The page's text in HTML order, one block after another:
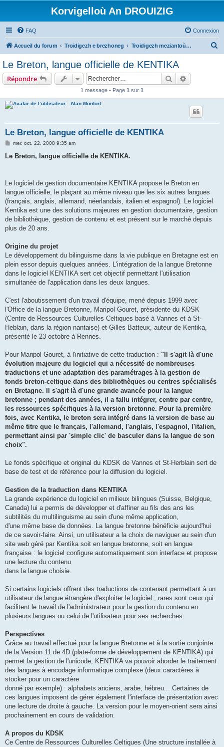
Korvigelloù An DROUIZIG
FAQ Connexion
Accueil du forum Troidigezh e brezhoneg Troidigezh meziantoù all (frank a wirioù evit an darn vrasañ anezho)
Le Breton, langue officielle de KENTIKA
Répondre Rechercher
1 message • Page 1 sur 1
Alan Monfort
Le Breton, langue officielle de KENTIKA
M
s
mer. oct. 22, 2008 9:35 am
Le Breton, langue officielle de KENTIKA.
Le logiciel de gestion documentaire KENTIKA propose le Breton en
langue officielle, le plaçant au même niveau que les six autres langues
(français, anglais, allemand, néerlandais, italien et espagnol). Le logiciel
Kentika est une des solutions majeures en gestion documentaire, gestion
de bibliothèque, gestion de contenu et est présent sur le marché depuis
plus de 20 ans.
Origine du projet
Le développement du bilinguisme dans la vie publique en Bretagne est en
plein essor depuis quelques années. L'intégration de la langue Bretonne
dans le logiciel KENTIKA sert cet objectif permettant l'utilisation
simultanée de l'application dans les deux langues.
C'est l'aboutissement d'un travail d'équipe, mené depuis 1999 avec
l'Office de la langue Bretonne, Maripol Gouret, présidente du KDSK
(Centre de Ressources Culturelles Celtiques basé à Vannes et à St-
Heblain, dans la région nantaise) et Gilles Batteux, auteur de Kentika,
présenté le 23 octobre à Rennes.
Pour Maripol Gouret, à l'initiative de cette traduction : "Il s'agit là d'une
évolution majeure du logiciel qui a nécessité de nombreuses
traductions et une adaptation des paramétrages à la gestion de
fonds breton-celtique dans des bibliothèques ou centres spécialisés
en Bretagne. Il s'agit là d'une grande avancée pour la langue
bretonne ; pendant des années, il a fallu intégrer, centre par centre,
les ressources spécifiques à la version bretonne. Pour la première
fois, avec Kentika, le breton sera intégré dans la version de base au
même titre que le français, l'allemand, l'anglais, l'espagnol, l'italien,
permettant ainsi par 'simple clic' de basculer dans la langue de son
choix".
Le fonds spécifique et original du KDSK de Vannes et St-Herblain sert de
base de test et de référence pour la diffusion du logiciel.
Gestion de la traduction dans KENTIKA
La grande expérience du logiciel en milieux bilingues (Suisse, Belgique,
Canada) lui a permis de développer et d'affiner au fils des ans les
subtilités du multilinguisme au sein d'une même application,
d'une même base de données. La langue bretonne bénéficie aujourd'hui
de ce savoir-faire. Ainsi, un utilisateur a la choix de naviguer au sein d'un
site web géré par Kentika soit en langue bretonne, soit en langue
française : le logiciel configure automatiquement son interface et propose
une lecture du contenu
dans la langue choisie.
Si certains logiciels offrent des traductions de contenant permettant à un
utilisateur de langue étrangère d'exploiter le logiciel ; rares sont ceux qui
facilitent le travail de l'administrateur pour la gestion du contenu en
plusieurs langues ou celui de l'utilisateur pour ses recherches.
Perspectives
Grâce au travail effectué pour la langue Bretonne et à la sortie conjointe
de la Version 11 de 4D (plate-forme de développement de KENTIKA) qui
permet la gestion de l'unicode, KENTIKA va pouvoir aborder le traitement
des langues à encodage informatique complexe (deux caractères à
stocker pour un caractère
donné par exemple) : alphabets anciens, arabe, hébreu... Certaines de
ces langues imposent de gérer également l'interface de présentation avec
une lecture de droite à gauche. La version pour le moyen-orient sera ainsi
prochainement en cours de validation.
A propos du KDSK
Ce Centre de Ressources Culturelles Celtiques (Une structure installée à